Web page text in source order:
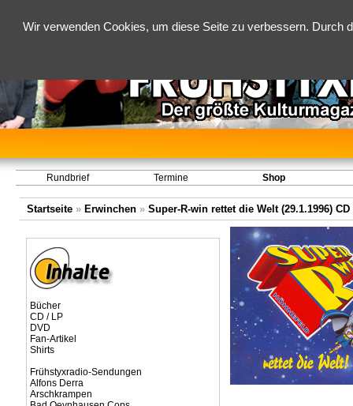
Wir verwenden Cookies, um diese Seite zu verbessern.
Rundbrief Termine Shop
Startseite» Erwinchen» Super-R-win rettet die Welt (29.1.1996) CD
Bücher
CD / LP
DVD
Fan-Artikel
Shirts
Frühstyxradio-Sendungen
Alfons Derra
Arschkrampen